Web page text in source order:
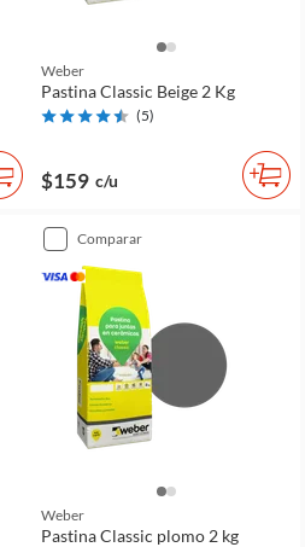
Weber
Pastina Classic Beige 2 Kg
(5)
$159 c/u
comparar
Weber
Pastina Classic plomo 2 kg